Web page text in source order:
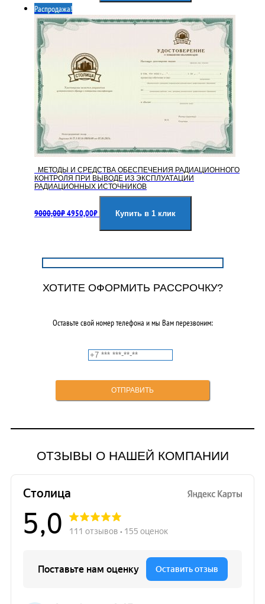
9000,00₽.
Распродажа!
МЕТОДЫ И СРЕДСТВА ОБЕСПЕЧЕНИЯ РАДИАЦИОННОГО
КОНТРОЛЯ ПРИ ВЫВОДЕ ИЗ ЭКСПЛУАТАЦИИ
РАДИАЦИОННЫХ ИСТОЧНИКОВ
9000,00₽цена
4950,00₽цена:
Купить в 1 клик
ХОТИТЕ ОФОРМИТЬ РАССРОЧКУ?
Оставьте свой номер телефона и мы Вам перезвоним:
ОТЗЫВЫ О НАШЕЙ КОМПАНИИ